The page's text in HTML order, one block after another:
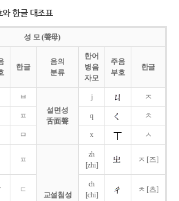
한글 대조표
성 모 (聲母)
한글
음의
분류
한어
병음
자모
주음
부호
한글
ㅂ
설면성
舌面聲
j ㅈ
ㅍ q ㅊ
ㅁ x ㅅ
ㅍ
교설첨성
zh
[zhi]
ㅈ [즈]
ㄷ
ch
[chi]
ㅊ [츠]